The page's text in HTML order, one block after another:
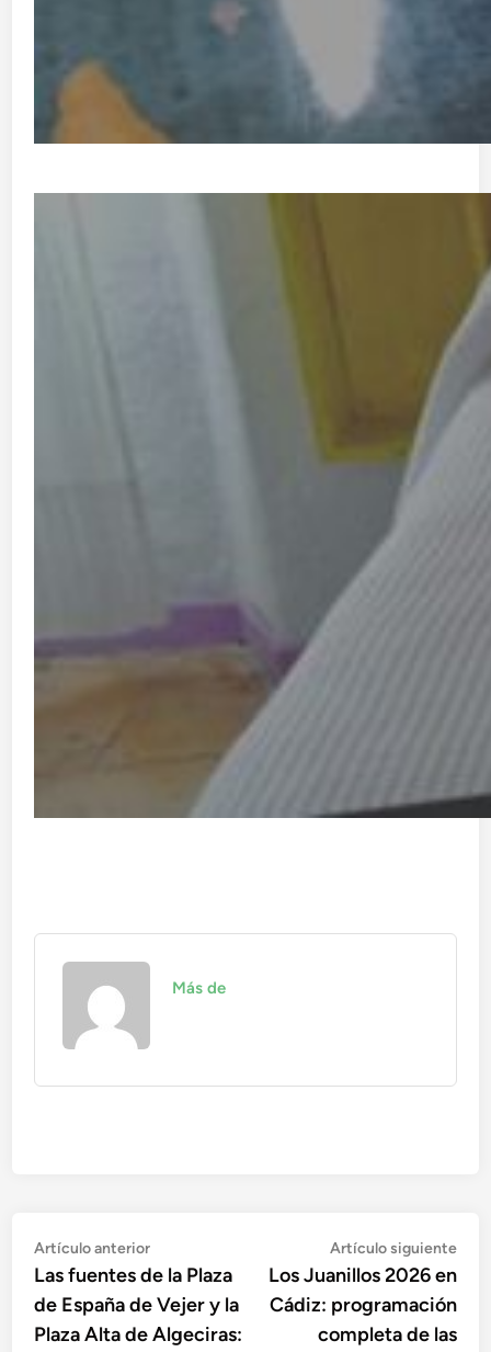
Más de
Navegación
de
entradas
Artículo anteriorArtículo
anterior:
Las fuentes de la Plaza
de España de Vejer y la
Plaza Alta de Algeciras:
Artículo siguiente
Los Juanillos 2026 en
Cádiz: programación
completa de las